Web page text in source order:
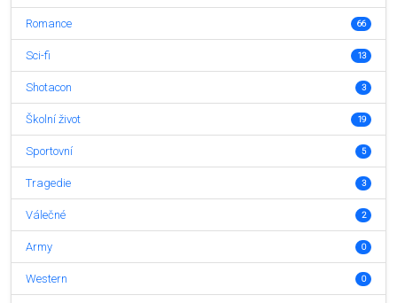
Romance 66
Sci-fi 13
Shotacon 3
Školní život 19
Sportovní 5
Tragedie 3
Válečné 2
Army 0
Western 0